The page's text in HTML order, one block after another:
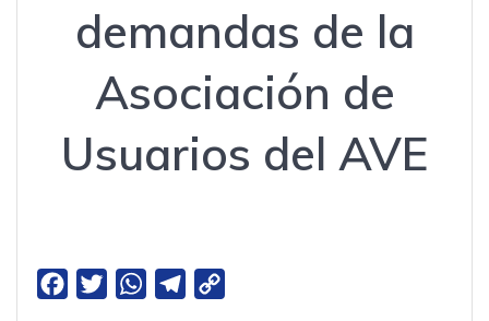
demandas de la
Asociación de
Usuarios del AVE
W